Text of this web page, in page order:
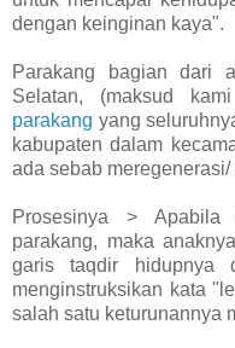
dengan keinginan kaya".
Parakang bagian dari
Selatan, (maksud
parakang yang
kabupaten dalam
ada sebab
Prosesinya >
parakang, maka
garis taqdir hidupnya
menginstruksikan kata
salah satu keturunannya